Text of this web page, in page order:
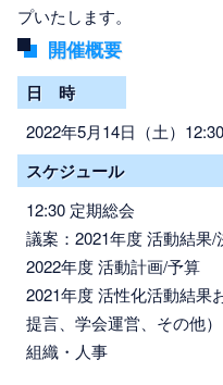
プいたします。
開催概要
日 時
2022年5月14日（土）
スケジュール
12:30 定期総会
議案：2021年度 活動結果/
2022年度 活動計画/予算
2021年度 活性化活動結果
提言、学会運営、その他）
組織・人事